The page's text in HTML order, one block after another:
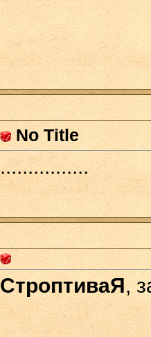
No Title
................
СтроптиваЯ,